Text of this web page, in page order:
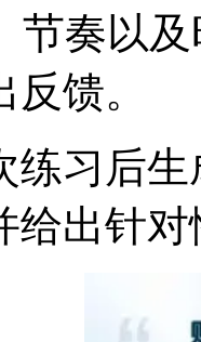
节奏以
馈。
练习后
给出针